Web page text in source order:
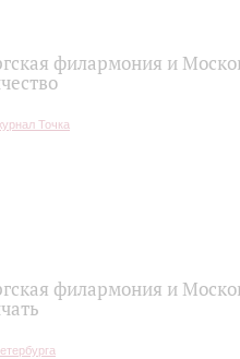
филармония и
филармония и